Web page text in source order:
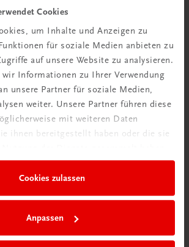
Cookies
um Inhalte und Anzeigen zu
für soziale Medien anbieten zu
auf unsere Website zu analysieren.
Informationen zu Ihrer Verwendung
unsere Partner für soziale Medien,
weiter. Unsere Partner führen diese
mit weiteren Daten
ihnen bereitgestellt haben oder die sie
Cookies zulassen
Anpassen
– sicher, sauber, professionell